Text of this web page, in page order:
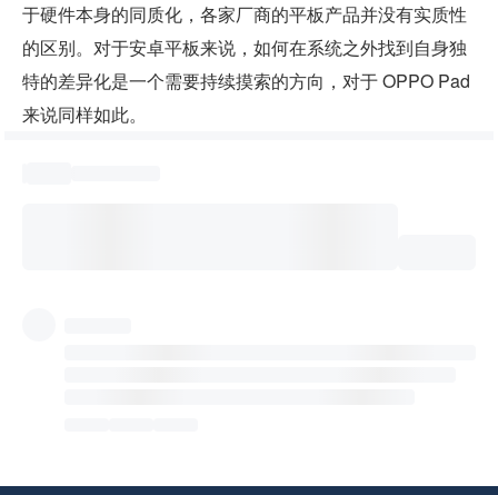
于硬件本身的同质化，各家厂商的平板产品并没有实质性
的区别。对于安卓平板来说，如何在系统之外找到自身独
特的差异化是一个需要持续摸索的方向，对于 OPPO Pad
来说同样如此。